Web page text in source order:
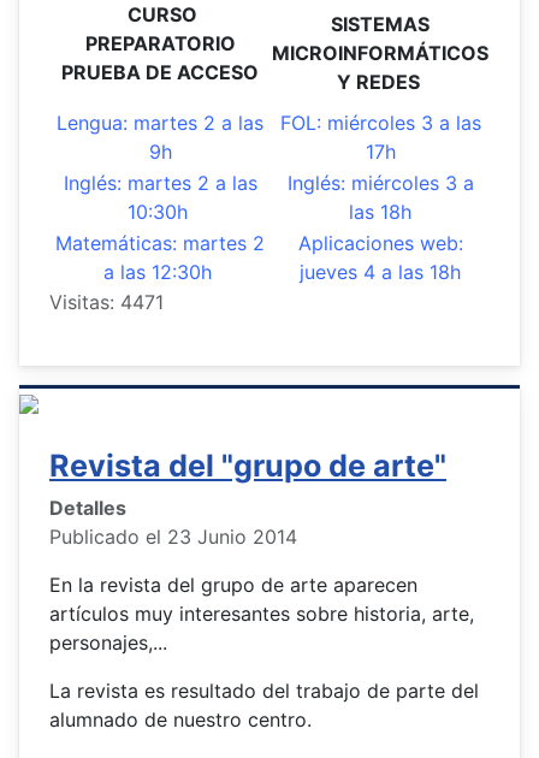
CURSO
PREPARATORIO
PRUEBA DE ACCESO
SISTEMAS
MICROINFORMÁTICOS
Y REDES
Lengua: martes 2 a las
9h
FOL: miércoles 3 a las
17h
Inglés: martes 2 a las
10:30h
Inglés: miércoles 3 a
las 18h
Matemáticas: martes 2
a las 12:30h
Aplicaciones web:
jueves 4 a las 18h
Visitas: 4471
Revista del "grupo de arte"
Detalles
Publicado el 23 Junio 2014
En la revista del grupo de arte aparecen
artículos muy interesantes sobre historia, arte,
personajes,...
La revista es resultado del trabajo de parte del
alumnado de nuestro centro.